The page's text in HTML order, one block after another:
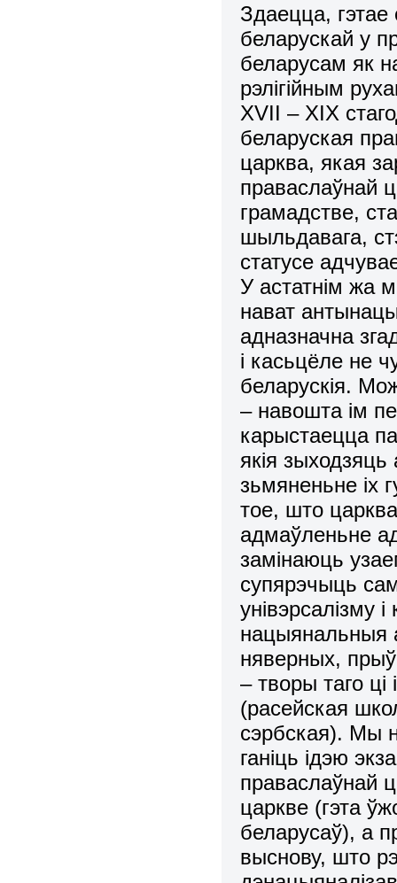
Здаецца, гэтае
беларускай у
беларусам як
рэлігійным
ХVІІ – ХІХ
беларуская
царква, якая
праваслаўнай
грамадстве,
шыльдавага,
статусе
У астатнім жа
нават
адназначна
і касьцёле не
беларускія.
– навошта ім
карыстаецца
якія зыходзяць
зьмяненьне іх
тое, што
адмаўленьне
замінаюць
супярэчыць
унівэрсалізму
нацыянальныя
няверных,
– творы таго
(расейская
сэрбская). Мы
ганіць ідэю
праваслаўнай
царкве (гэта
беларусаў), а
выснову, што